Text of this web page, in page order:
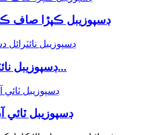
ڊسپوزيبل ڪپڙا صاف
ڊسپوزيبل نائٽرائل دستانا ب...
ڊسپوزيبل